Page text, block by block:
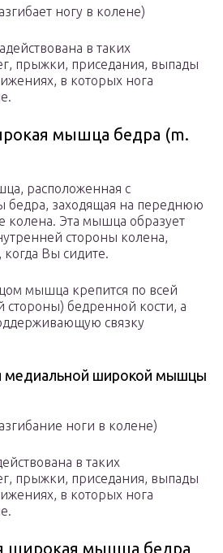
ногу в колене)
в таких
прыжки, приседания, выпады
в которых нога
мышца бедра (m.
расположенная с
бедра, заходящая на переднюю
колена. Эта мышца образует
стороны колена,
Вы сидите.
мышца крепится по всей
стороны) бедренной кости, а
связку
медиальной широкой мышцы
ноги в колене)
в таких
прыжки, приседания, выпады
в которых нога
широкая мышца бедра